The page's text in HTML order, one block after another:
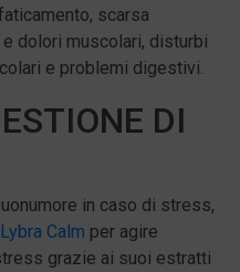
scarsa
dolori muscolari, disturbi
e problemi digestivi.
DI
in caso di stress,
Calm per agire
grazie ai suoi estratti